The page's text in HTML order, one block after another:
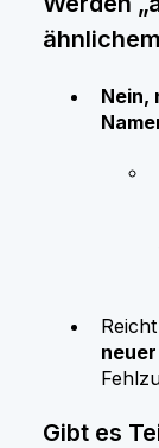
Nein,
Gibt es